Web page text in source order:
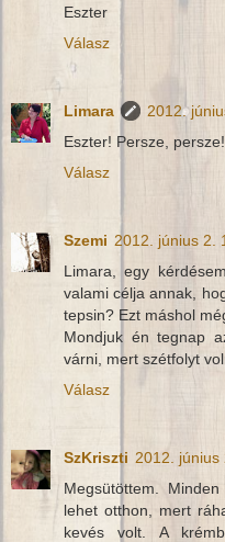
Eszter
Válasz
Limara
2012.
Eszter! Persze,
Válasz
Szemi 2012. június 2.
Limara, egy
valami célja annak,
tepsin? Ezt máshol
Mondjuk én tegnap
várni, mert szétfolyt
Válasz
SzKriszti 2012. június
Megsütöttem.
lehet otthon, mert
kevés volt. A